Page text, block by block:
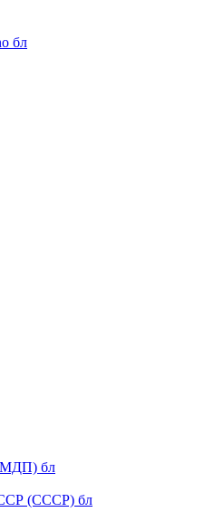
бл
бл
(СССР) бл